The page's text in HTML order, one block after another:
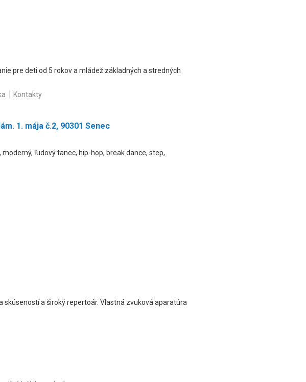
pre deti od 5 rokov a mládež základných a stredných
Kontakty
1. mája č.2, 90301 Senec
ľudový tanec, hip-hop, break dance, step,
skúseností a široký repertoár. Vlastná zvuková aparatúra